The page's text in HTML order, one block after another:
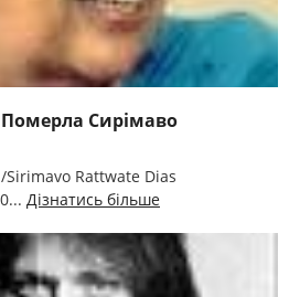
Померла Сирімаво
Rattwate Dias
Дізнатись більше